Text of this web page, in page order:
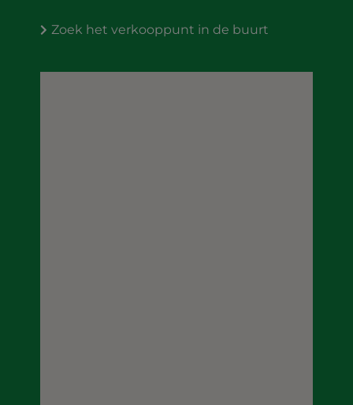
Zoek het verkooppunt in de buurt